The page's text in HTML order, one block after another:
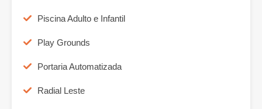
Piscina Adulto e Infantil
Play Grounds
Portaria Automatizada
Radial Leste